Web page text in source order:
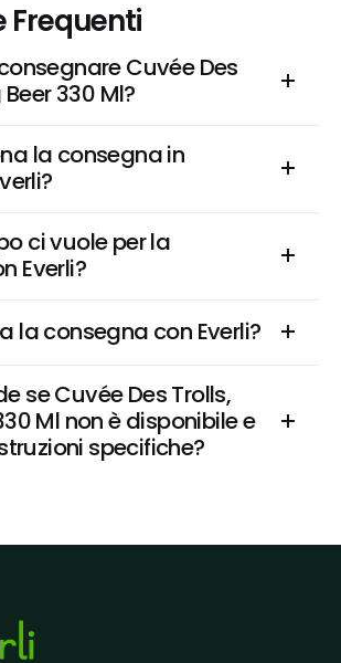
Frequenti
Cuvée Des
330 Ml?
la consegna in
ci vuole per la
Everli?
la consegna con Everli?
se Cuvée Des Trolls,
Ml non è disponibile e
specifiche?